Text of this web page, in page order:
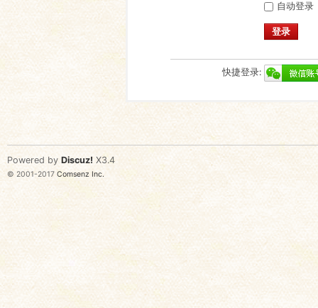
自动登录
登录
快捷登录:
Powered by Discuz! X3.4
© 2001-2017 Comsenz Inc.